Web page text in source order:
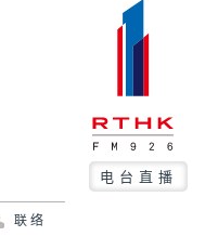
电台直播
联络